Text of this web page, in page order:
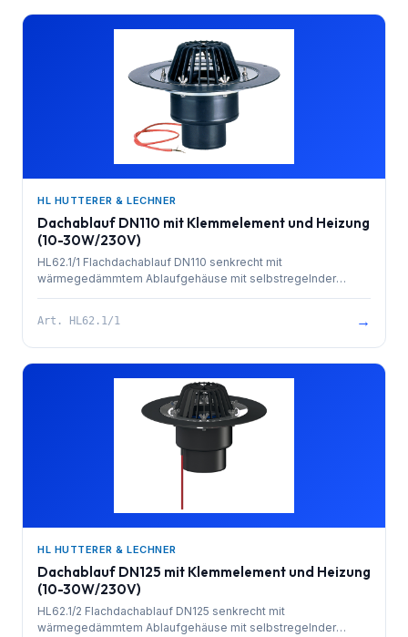
HL HUTTERER & LECHNER
Dachablauf DN110 mit Klemmelement und Heizung
(10-30W/230V)
HL62.1/1 Flachdachablauf DN110 senkrecht mit
wärmegedämmtem Ablaufgehäuse mit selbstregelnder
Wärmequelle zum Direktanschluss an das 230 V Netz (10-30
Einbinden von Dichtfolien und Laubfangkorb d 180 mm.
Bauschutz im Lieferumfang enthalten.
Art. HL62.1/1 →
HL HUTTERER & LECHNER
Dachablauf DN125 mit Klemmelement und Heizung
(10-30W/230V)
HL62.1/2 Flachdachablauf DN125 senkrecht mit
wärmegedämmtem Ablaufgehäuse mit selbstregelnder